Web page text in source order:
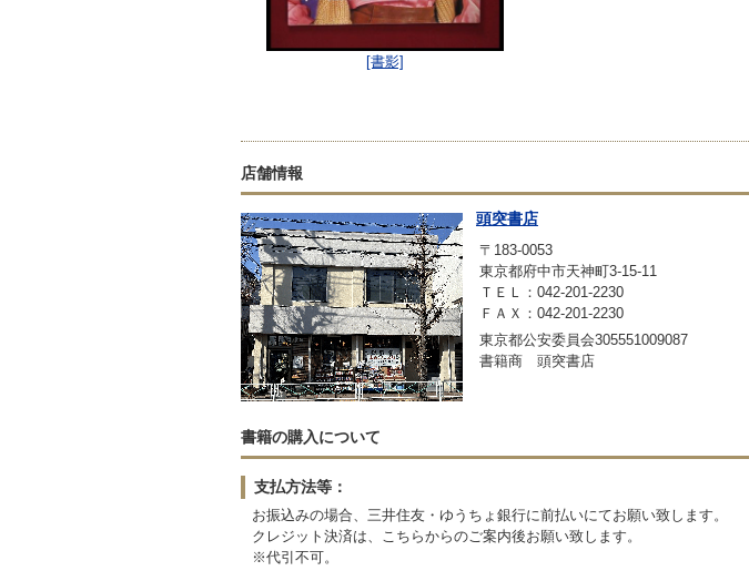
[書影]
店舗情報
頭突書店
〒183-0053
東京都府中市天神町3-15-11
ＴＥＬ：042-201-2230
ＦＡＸ：042-201-2230
東京都公安委員会305551009087
書籍商 頭突書店
書籍の購入について
支払方法等：
お振込みの場合、三井住友・ゆうちょ銀行に前払いにてお願い致します。
クレジット決済は、こちらからのご案内後お願い致します。
※代引不可。